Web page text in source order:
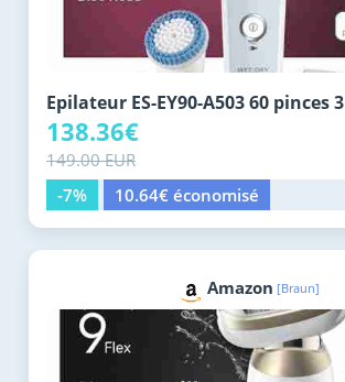
Epilateur ES-EY90-A503 60 pinces 3
138.36€
149.00 EUR
-7%
10.64€ économisé
Amazon [Braun]